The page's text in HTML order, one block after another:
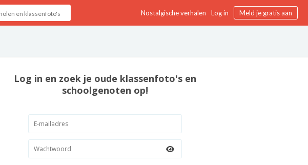
Nostalgische verhalen Log in Meld je gratis aan
Log in en zoek je oude klassenfoto's en
schoolgenoten op!